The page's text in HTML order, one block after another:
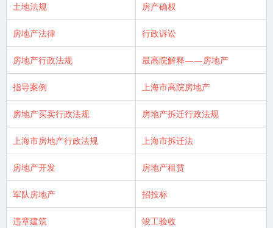
土地法规 房产确权
房地产法律 行政诉讼
房地产行政法规 最高院解释——房地产
指导案例 上海市高院房地产
房地产买卖行政法规 房地产拆迁行政法规
上海市房地产行政法规 上海市拆迁法
房地产开发 房地产租赁
军队房地产 招投标
违章建筑 竣工验收